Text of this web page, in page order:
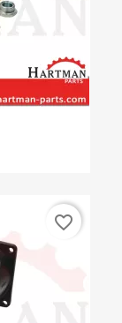
favorite_border